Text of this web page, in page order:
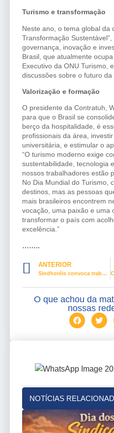
Turismo e transformação
Neste ano, o tema global da
Transformação
governança, inovação e
Brasil, que atualmente
Executivo da ONU Turismo,
discussões sobre o futuro da
Valorização e formação
O presidente da Contratuh,
para que o Brasil se
berço da hospitalidade, é
profissionais da área,
universitária, e estimular o
“O turismo moderno exige
sustentabilidade, tecnologia
nossos trabalhadores estão
No Dia Mundial do Turismo,
destinos, mas as pessoas
mais brasileiros encontrem
vocação, uma paixão e uma
transformar o país com
excelência.”
……..
ANTERIOR
Sindhotéis convoca trabalhadores para discutir a pauta de 2026
O que achou da
nossas
NOTÍCIAS